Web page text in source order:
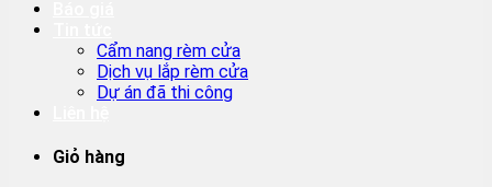
Cẩm nang rèm cửa
Dịch vụ lắp rèm cửa
Dự án đã thi công
Giỏ hàng